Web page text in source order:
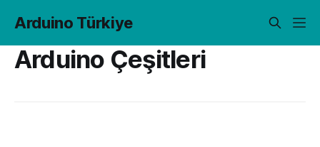
Arduino Türkiye
Arduino Çeşitleri